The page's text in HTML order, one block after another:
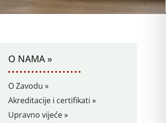
O NAMA »
O Zavodu »
Akreditacije i certifikati »
Upravno vijeće »